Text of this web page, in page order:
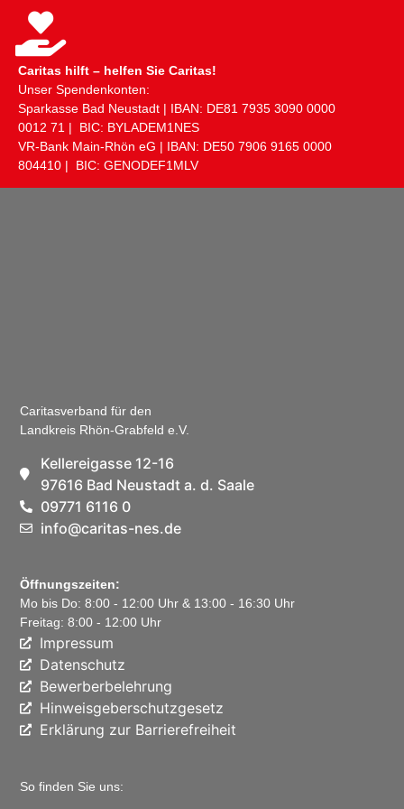
Caritas hilft – helfen Sie Caritas!
Unser Spendenkonten:
Sparkasse Bad Neustadt | IBAN: DE81 ​7935 ​3090 ​0000 ​
0012 ​71 | BIC: BYLADEM1NES
VR-Bank Main-Rhön eG | IBAN: DE50 ​7906 ​9165 ​0000 ​
804410 | BIC: GENODEF1MLV
Caritasverband für den
Landkreis Rhön-Grabfeld e.V.
Kellereigasse 12-16
97616 Bad Neustadt a. d. Saale
09771 6116 0
info@caritas-nes.de
Öffnungszeiten:
Mo bis Do: 8:00 - 12:00 Uhr & 13:00 - 16:30 Uhr
Freitag: 8:00 - 12:00 Uhr
Impressum
Datenschutz
Bewerberbelehrung
Hinweisgeberschutzgesetz
Erklärung zur Barrierefreiheit
So finden Sie uns: